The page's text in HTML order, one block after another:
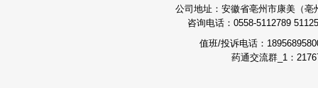
公司地址：安徽省亳州市康美（
咨询电话：0558-5112789
值班/投诉电话：
药通交流群_1：